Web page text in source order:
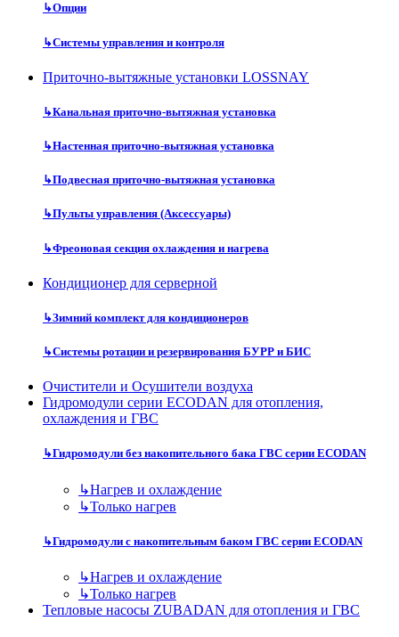
↳Опции
↳Системы управления и контроля
Приточно-вытяжные установки LOSSNAY
↳Канальная приточно-вытяжная установка
↳Настенная приточно-вытяжная установка
↳Подвесная приточно-вытяжная установка
↳Пульты управления (Аксессуары)
↳Фреоновая секция охлаждения и нагрева
Кондиционер для серверной
↳Зимний комплект для кондиционеров
↳Системы ротации и резервирования БУРР и БИС
Очистители и Осушители воздуха
Гидромодули серии ECODAN для отопления,
охлаждения и ГВС
↳Гидромодули без накопительного бака ГВС серии ECODAN
↳Нагрев и охлаждение
↳Только нагрев
↳Гидромодули с накопительным баком ГВС серии ECODAN
↳Нагрев и охлаждение
↳Только нагрев
Тепловые насосы ZUBADAN для отопления и ГВС